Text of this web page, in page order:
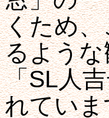
くため
るよう
「SL人
れてい